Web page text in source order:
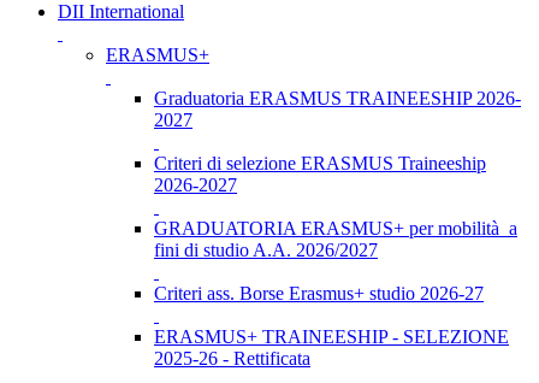
DII International
ERASMUS+
Graduatoria ERASMUS TRAINEESHIP 2026-
2027
Criteri di selezione ERASMUS Traineeship
2026-2027
GRADUATORIA ERASMUS+ per mobilità a
fini di studio A.A. 2026/2027
Criteri ass. Borse Erasmus+ studio 2026-27
ERASMUS+ TRAINEESHIP - SELEZIONE
2025-26 - Rettificata